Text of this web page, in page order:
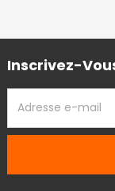
Inscrivez-
EMAIL